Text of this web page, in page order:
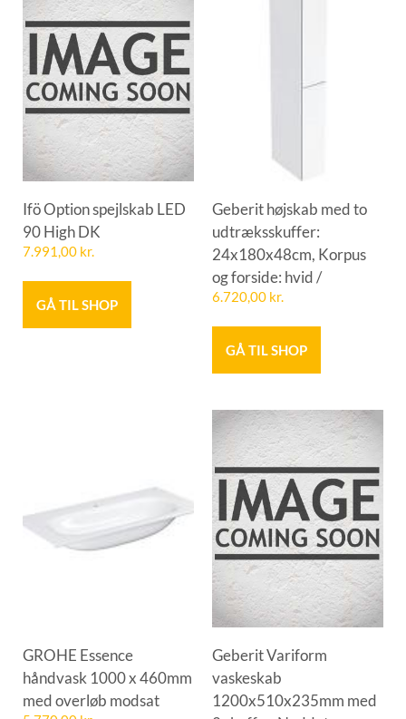
Ifö Option spejlskab LED
90 High DK
7.991,00 kr.
GÅ TIL SHOP
Geberit højskab med to
udtræksskuffer:
24x180x48cm, Korpus
og forside: hvid /
6.720,00 kr.
GÅ TIL SHOP
GROHE Essence
håndvask 1000 x 460mm
med overløb modsat
Geberit Variform
vaskeskab
1200x510x235mm med